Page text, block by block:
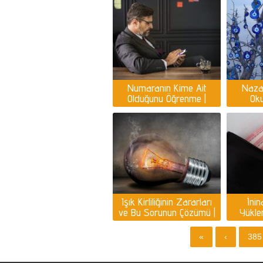
girmek için dua
Numaranın Kime Ait
Olduğunu Öğrenme |
Telefon numarası kime
ait ücretsiz?
nazara
Işık Kirliliğinin Zararları
ve Bu Sorunun Çözümü |
Işık kirliliğinin olumsuz
para
« ‹ 385